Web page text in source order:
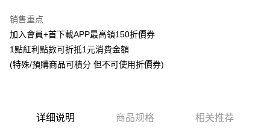
Apple Pay
悠遊付
货到付款
销售重点
加入會員+首下載APP最高領150折價券
1點紅利點數可折抵1元消費金額
(特殊/預購商品可積分 但不可使用折價券)
详细说明 商品规格 相关推荐